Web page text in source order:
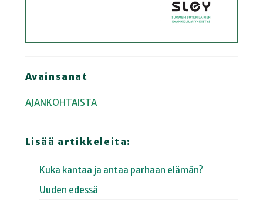
Avainsanat
AJANKOHTAISTA
Lisää artikkeleita:
Kuka kantaa ja antaa parhaan elämän?
Uuden edessä